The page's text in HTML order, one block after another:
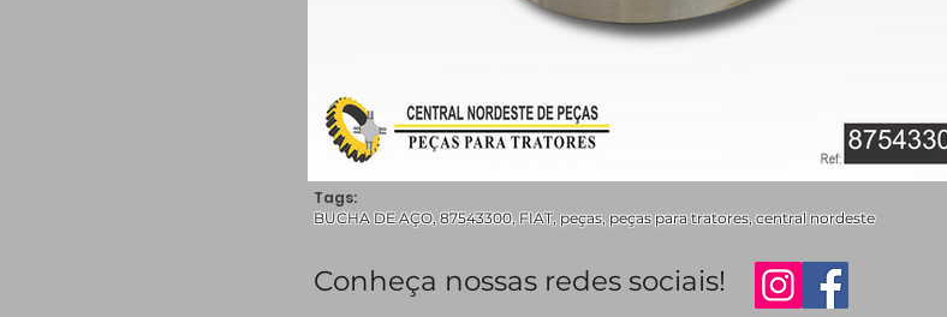
BUCHA DE AÇO, 87543300, FIAT, peças, peças para tratores, central nordeste
Conheça nossas redes sociais!
Tags: